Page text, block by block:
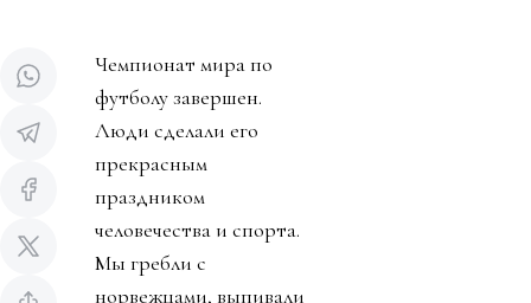
Чемпионат мира по
футболу завершен.
Люди сделали его
прекрасным
праздником
человечества и спорта.
Мы гребли с
норвежцами, выпивали